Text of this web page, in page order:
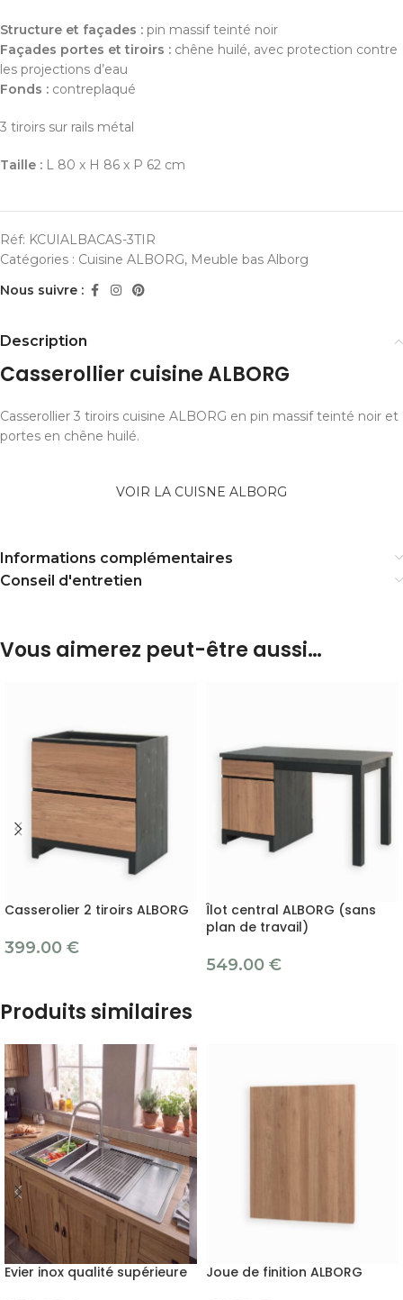
Structure et façades : pin massif teinté noir
Façades portes et tiroirs : chêne huilé, avec protection contre
les projections d’eau
Fonds : contreplaqué
3 tiroirs sur rails métal
Taille : L 80 x H 86 x P 62 cm
Réf: KCUIALBACAS-3TIR
Catégories : Cuisine ALBORG, Meuble bas Alborg
Nous suivre :
Description
Casserollier cuisine ALBORG
Casserollier 3 tiroirs cuisine ALBORG en pin massif teinté noir et
portes en chêne huilé.
VOIR LA CUISNE ALBORG
Informations complémentaires
Conseil d'entretien
Vous aimerez peut-être aussi…
Casserolier 2 tiroirs ALBORG
399.00 €
Îlot central ALBORG (sans
plan de travail)
549.00 €
Produits similaires
Evier inox qualité supérieure Joue de finition ALBORG